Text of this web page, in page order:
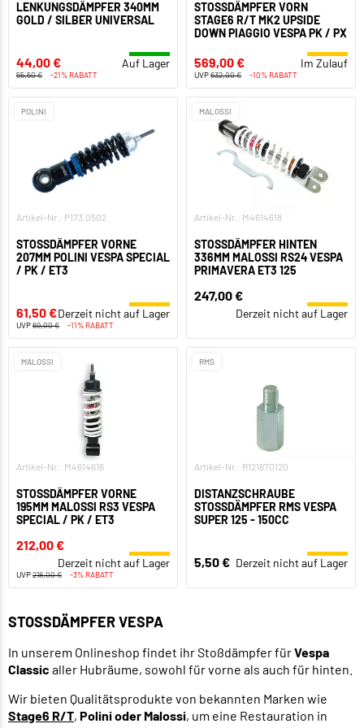
LENKUNGSDÄMPFER 340MM
GOLD / SILBER UNIVERSAL
44,00 € Auf Lager
55,50 € -21% RABATT
STOSSDÄMPFER VORN S
TAGE6 R/T MK2 UPSIDE D
OWN PIAGGIO VESPA PK / PX
569,00 € Im Zulauf
UVP632,00 € -10% RABATT
POLINI
Artikel-Nr.: P173.0502
STOSSDÄMPFER VORNE 2
07MM POLINI VESPA SPECIAL /
PK / ET3
61,50 €Derzeit nicht auf Lager
UVP69,00 € -11% RABATT
MALOSSI
Artikel-Nr.: M4614618
STOSSDÄMPFER HINTEN 3
36MM MALOSSI RS24 VESPA P
RIMAVERA ET3 125
247,00 €
Derzeit nicht auf Lager
MALOSSI
Artikel-Nr.: M4614616
STOSSDÄMPFER VORNE 1
95MM MALOSSI RS3 VESPA S
PECIAL / PK / ET3
212,00 €
Derzeit nicht auf Lager
UVP218,00 € -3% RABATT
RMS
Artikel-Nr.: R121870120
DISTANZSCHRAUBE
STOSSDÄMPFER RMS VESPA S
UPER 125 - 150CC
5,50 € Derzeit nicht auf Lager
STOSSDÄMPFER VESPA
In unserem Onlineshop findet ihr Stoßdämpfer fürVespa
Classic aller Hubräume, sowohl für vorne als auch für hinten.
Wir bieten Qualitätsprodukte von bekannten Marken wie
Stage6 R/T, Polini oder Malossi, um eine Restauration in